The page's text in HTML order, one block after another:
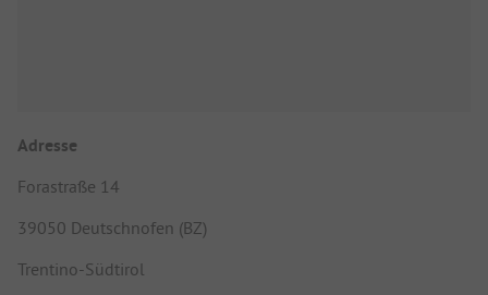
Adresse
Forastraße 14
39050 Deutschnofen (BZ)
Trentino-Südtirol